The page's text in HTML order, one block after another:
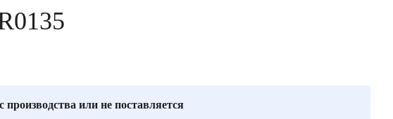
производства или не поставляется